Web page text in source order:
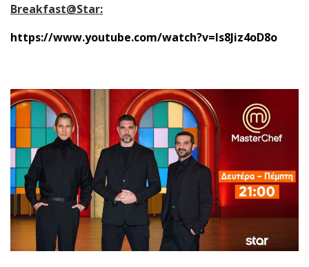
Breakfast@Star:
https://www.youtube.com/watch?v=ls8Jiz4oD8o